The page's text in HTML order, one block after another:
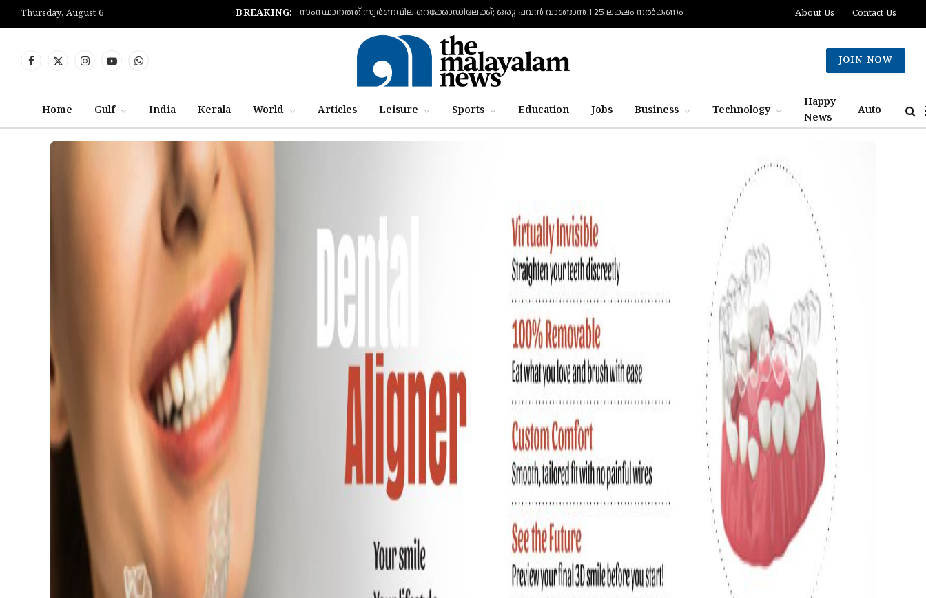
Thursday, August 6 BREAKING: സംസ്ഥാനത്ത് സ്വര്‍ണവില റെക്കോഡിലേക്ക്; ഒരു പവന്‍ വാങ്ങാന്‍ 1.25 ലക്ഷം നല്‍കണം About Us Contact Us
Facebook
X
InstagramYouTubeWhatsApp
JOIN NOW
Home Gulf India Kerala World Articles Leisure Sports Education Jobs Business Technology
Happy
News
Auto